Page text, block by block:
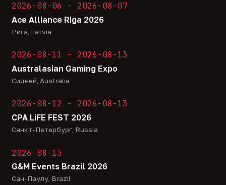
2026-08-06 - 2026-08-07
Ace Alliance Riga 2026
Рига, Latvia
2026-08-11 - 2026-08-13
Australasian Gaming Expo
Сидней, Australia
2026-08-12 - 2026-08-13
CPA LiFE FEST 2026
Санкт-Петербург, Russia
2026-08-13
G&M Events Brazil 2026
Сан-Паулу, Brazil